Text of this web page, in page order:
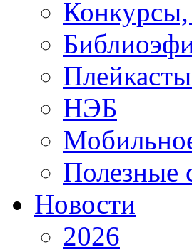
НЭБ
Полезные
Новости
2026